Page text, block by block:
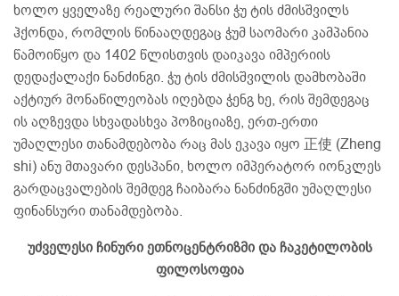
ხოლო ყველაზე რეალური შანსი ჭუ ტის ძმისშვილს
ჰქონდა, რომლის წინააღდეგაც ჭუმ საომარი კამპანია
წამოიწყო და 1402 წლისთვის დაიკავა იმპერიის
დედაქალაქი ნანძინგი. ჭუ ტის ძმისშვილის დამხობაში
აქტიურ მონაწილეობას იღებდა ჭენგ ხე, რის შემდეგაც
ის აღზევდა სხვადასხვა პოზიციაზე, ერთ-ერთი
უმაღლესი თანამდებობა რაც მას ეკავა იყო 正使 (Zheng
shi) ანუ მთავარი დესპანი, ხოლო იმპერატორ იონკლეს
გარდაცვალების შემდეგ ჩაიბარა ნანძინგში უმაღლესი
ფინანსური თანამდებობა.
უძველესი ჩინური ეთნოცენტრიზმი და ჩაკეტილობის
ფილოსოფია